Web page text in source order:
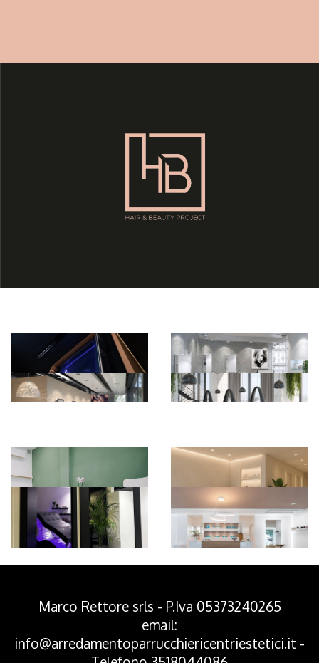
Marco Rettore srls - P.Iva 05373240265
email:
info@arredamentoparrucchiericentriestetici.it -